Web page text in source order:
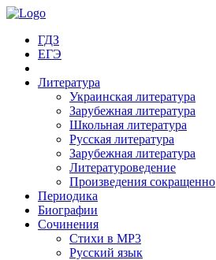
ГДЗ
ЕГЭ
Литература
Украинская литература
Зарубежная литература
Школьная литература
Русская литература
Зарубежная литература
Литературоведение
Произведения сокращенно
Периодика
Биографии
Сочинения
Стихи в MP3
Русский язык